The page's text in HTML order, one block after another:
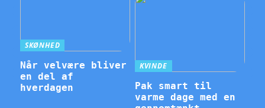
SKØNHED
Når velvære bliver
en del af
hverdagen
KVINDE
Pak smart til
varme dage med en